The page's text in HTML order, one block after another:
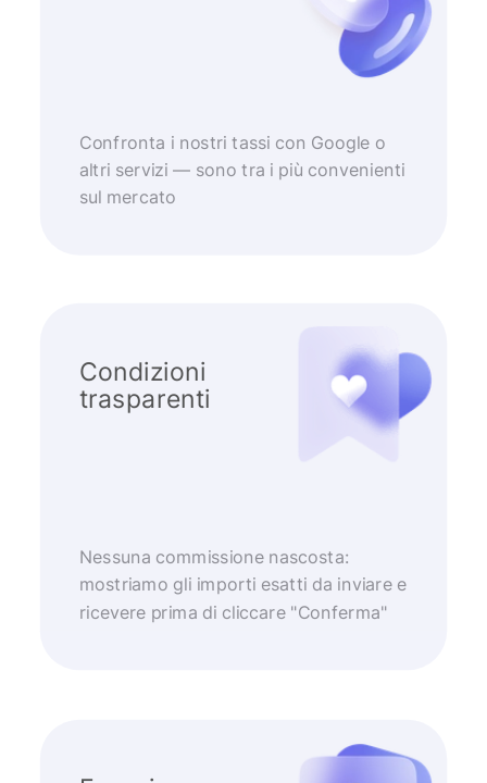
Confronta i nostri tassi con Google o
altri servizi — sono tra i più convenienti
sul mercato
Condizioni
trasparenti
Nessuna commissione nascosta:
mostriamo gli importi esatti da inviare e
ricevere prima di cliccare "Conferma"